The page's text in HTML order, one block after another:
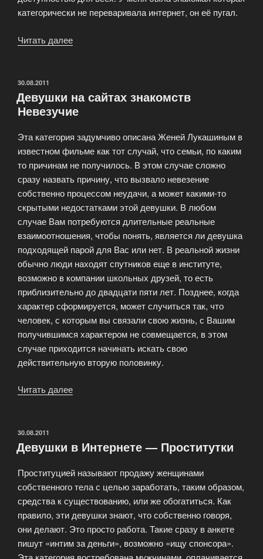
категорически не переваривала интернет, он её пугал.
Читать далее
найти
друзей»
ОПУБЛИКОВАНО
30.08.2011
Девушки на сайтах знакомств
Невезучие
Эта категория задумчиво описана Женей Лукашиным в
известном фильме как тот случай, что семьи, по каким
то причинам не получилось. В этом случае сложно
сразу назвать причину, что вызвало невезение
собственно процессом неудачи, а может какими-то
скрытыми недостатками этой девушки. В любом
случае Вам потребуются длительные реальные
взаимоотношения, чтобы понять, является ли девушка
подходящей парой для Вас или нет. В реальной жизни
обычно люди находят спутников еще в институте,
возможно в компании школьных друзей, то есть
приблизительно до двадцати пяти лет. Позднее, когда
характер сформируется, может случиться так, что
человек, с которым вы связали свою жизнь, с Вашим
получившимся характером не совмещается, в этом
случае приходится начинать искать свою
действительную вторую половинку.
Читать далее
Невезучие»
ОПУБЛИКОВАНО
30.08.2011
Девушки в Интернете — Проститутки
Проституцией называют продажу женщинами
собственного тела с целью заработать, таким образом,
средства к существованию, или же обогатиться. Как
правило, эти девушки знают, что собственно говоря,
они делают. Это просто работа. Такие сразу в анкете
пишут «интим за деньги», возможно «ищу спонсора».